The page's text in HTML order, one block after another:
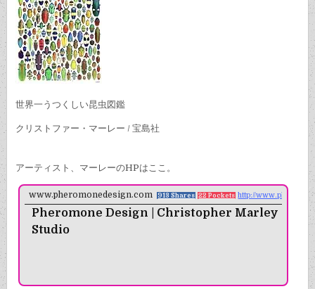
世界一うつくしい昆虫図鑑
クリストファー・マーレー / 宝島社
アーティスト、マーレーのHPはここ。
www.pheromonedesign.com 913 Shares 22 Pockets http://
Pheromone Design | Christopher Marley
Studio